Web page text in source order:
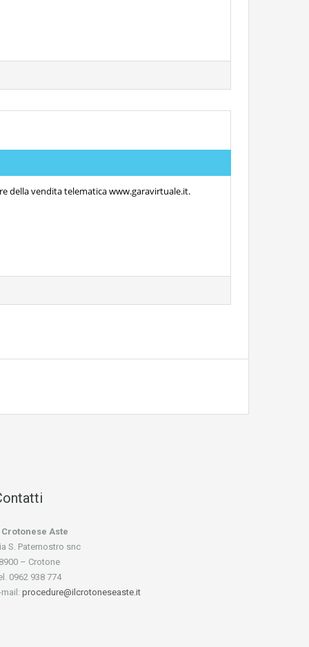
della vendita telematica www.garavirtuale.it.
Aste
S. Paternostro snc
– Crotone
0962 938 774
mail: procedure@ilcrotoneseaste.it